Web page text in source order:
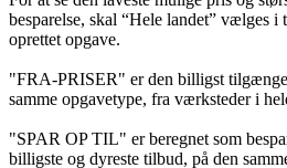
besparelse, skal “Hele landet” vælges i
oprettet opgave.
"FRA-PRISER" er den billigst
samme opgavetype, fra værksteder i
"SPAR OP TIL" er beregnet som
billigste og dyreste tilbud, på den